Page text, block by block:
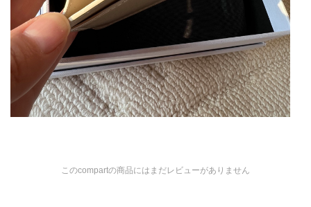
このcompartの商品にはまだレビューがありません